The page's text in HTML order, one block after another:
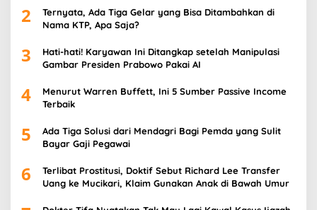
2
Ternyata, Ada Tiga Gelar yang Bisa Ditambahkan di
Nama KTP, Apa Saja?
3
Hati-hati! Karyawan Ini Ditangkap setelah Manipulasi
Gambar Presiden Prabowo Pakai AI
4
Menurut Warren Buffett, Ini 5 Sumber Passive Income
Terbaik
5
Ada Tiga Solusi dari Mendagri Bagi Pemda yang Sulit
Bayar Gaji Pegawai
6
Terlibat Prostitusi, Doktif Sebut Richard Lee Transfer
Uang ke Mucikari, Klaim Gunakan Anak di Bawah Umur